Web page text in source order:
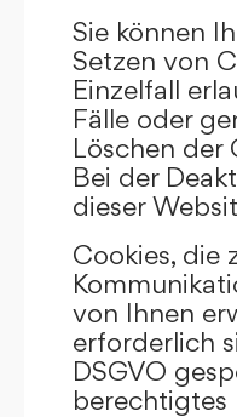
Sie können
Setzen von
Einzelfall
Fälle oder
Löschen der
Bei der
dieser
Cookies, die
von Ihnen
erforderlich
DSGVO
berechtigtes